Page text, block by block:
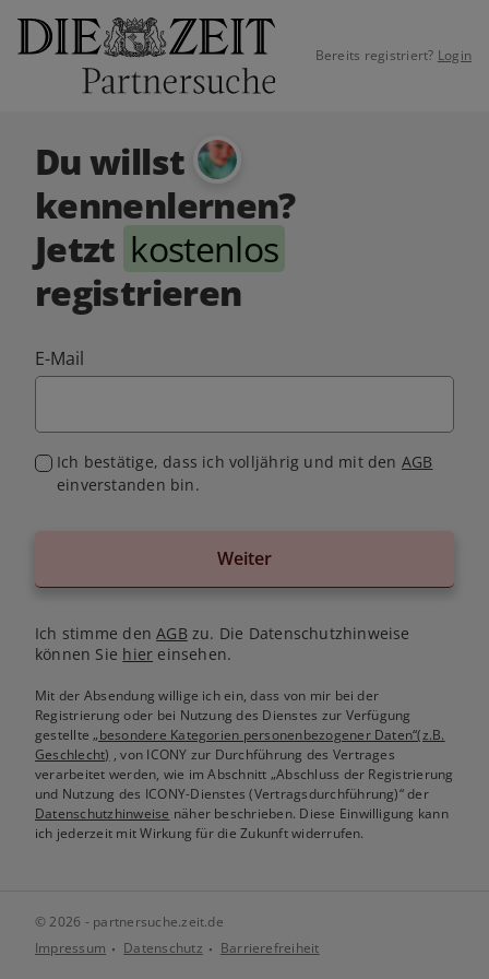
Bereits registriert? Login
Du willst
kennenlernen?
Jetzt kostenlos
registrieren
E-Mail
Ich bestätige, dass ich volljährig und mit den AGB
einverstanden bin.
Weiter
Ich stimme denAGB zu. Die Datenschutzhinweise
können Sie hier einsehen.
Mit der Absendung willige ich ein, dass von mir bei der
Registrierung oder bei Nutzung des Dienstes zur Verfügung
gestellte„besondere Kategorien personenbezogener Daten“(z.B.
Geschlecht) , von ICONY zur Durchführung des Vertrages
verarbeitet werden, wie im Abschnitt „Abschluss der Registrierung
und Nutzung des ICONY-Dienstes (Vertragsdurchführung)“ der
Datenschutzhinweise näher beschrieben. Diese Einwilligung kann
ich jederzeit mit Wirkung für die Zukunft widerrufen.
© 2026 - partnersuche.zeit.de
Impressum
Datenschutz Barrierefreiheit